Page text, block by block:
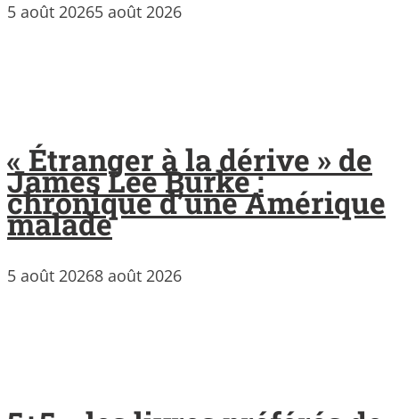
5 août 20265 août 2026
« Étranger à la dérive » de
James Lee Burke :
chronique d’une Amérique
malade
5 août 20268 août 2026